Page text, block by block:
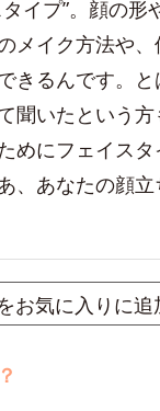
イプ”。顔の形
メイク方法や
きるんです。と
聞いたという方
めにフェイス
、あなたの顔立
お気に入りに追